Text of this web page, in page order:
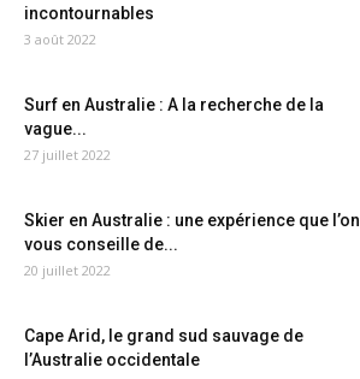
incontournables
3 août 2022
Surf en Australie : A la recherche de la
vague...
27 juillet 2022
Skier en Australie : une expérience que l’on
vous conseille de...
20 juillet 2022
Cape Arid, le grand sud sauvage de
l’Australie occidentale